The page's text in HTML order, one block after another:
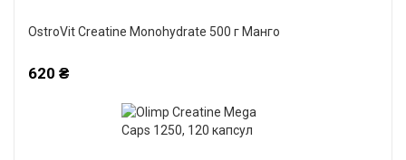
OstroVit Creatine Monohydrate 500 г Манго
620 ₴